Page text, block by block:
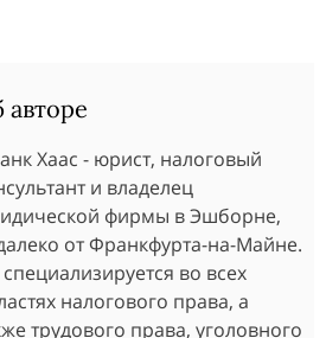
авторе
Хаас - юрист, налоговый
и владелец
фирмы в Эшборне,
от Франкфурта-на-Майне.
во всех
налогового права, а
трудового права, уголовного